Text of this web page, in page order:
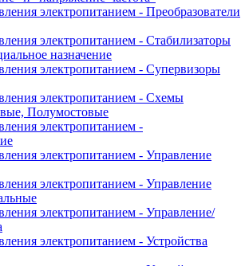
электропитанием - Преобразователи
электропитанием - Стабилизаторы
назначение
электропитанием - Супервизоры
электропитанием - Схемы
Полумостовые
электропитанием -
электропитанием - Управление
электропитанием - Управление
электропитанием - Управление/
электропитанием - Устройства